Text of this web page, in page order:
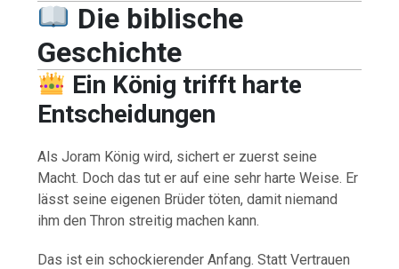
Die biblische
Geschichte
Ein König trifft harte
Entscheidungen
Als Joram König wird, sichert er zuerst seine
Macht. Doch das tut er auf eine sehr harte Weise. Er
lässt seine eigenen Brüder töten, damit niemand
ihm den Thron streitig machen kann.
Das ist ein schockierender Anfang. Statt Vertrauen